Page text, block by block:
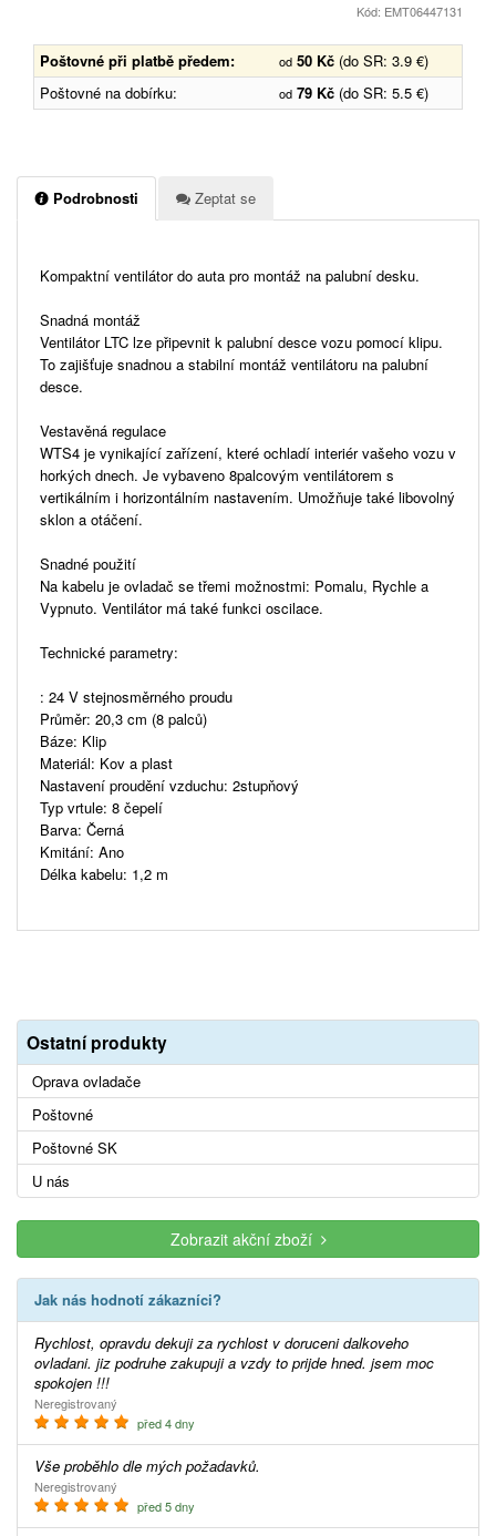
Kód: EMT06447131
Poštovné při platbě předem: od 50 Kč (do SR: 3.9 €)
Poštovné na dobírku:
od 79 Kč (do SR: 5.5 €)
Podrobnosti Zeptat se
Kompaktní ventilátor do auta pro montáž na palubní desku.
Snadná montáž
Ventilátor LTC lze připevnit k palubní desce vozu pomocí klipu.
To zajišťuje snadnou a stabilní montáž ventilátoru na palubní
desce.
Vestavěná regulace
WTS4 je vynikající zařízení, které ochladí interiér vašeho vozu v
horkých dnech. Je vybaveno 8palcovým ventilátorem s
vertikálním i horizontálním nastavením. Umožňuje také libovolný
sklon a otáčení.
Snadné použití
Na kabelu je ovladač se třemi možnostmi: Pomalu, Rychle a
Vypnuto. Ventilátor má také funkci oscilace.
Technické parametry:
: 24 V stejnosměrného proudu
Průměr: 20,3 cm (8 palců)
Báze: Klip
Materiál: Kov a plast
Nastavení proudění vzduchu: 2stupňový
Typ vrtule: 8 čepelí
Barva: Černá
Kmitání: Ano
Délka kabelu: 1,2 m
Ostatní produkty
Oprava ovladače
Poštovné
Poštovné SK
U nás
Zobrazit akční zboží
Jak nás hodnotí zákazníci?
Rychlost, opravdu dekuji za rychlost v doruceni dalkoveho
ovladani. jiz podruhe zakupuji a vzdy to prijde hned. jsem moc
spokojen !!!
Neregistrovaný
před 4 dny
Vše proběhlo dle mých požadavků.
Neregistrovaný
před 5 dny